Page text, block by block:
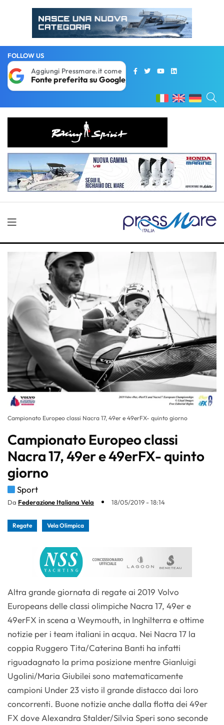
FOLLOW US
Aggiungi Pressmare.it come
Fonte preferita su Google
Campionato Europeo classi Nacra 17, 49er e 49erFX- quinto giorno
Campionato Europeo classi
Nacra 17, 49er e 49erFX- quinto
giorno
Sport
Da Federazione Italiana Vela 18/05/2019 - 18:14
Regate Vela Olimpica
Altra grande giornata di regate ai 2019 Volvo
Europeans delle classi olimpiche Nacra 17, 49er e
49erFX in scena a Weymouth, in Inghilterra e ottime
notizie per i team italiani in acqua. Nei Nacra 17 la
coppia Ruggero Tita/Caterina Banti ha infatti
riguadagnato la prima posizione mentre Gianluigi
Ugolini/Maria Giubilei sono matematicamente
campioni Under 23 visto il grande distacco dai loro
concorrenti. Buone notizie anche dalla flotta dei 49er
FX dove Alexandra Stalder/Silvia Speri sono seconde